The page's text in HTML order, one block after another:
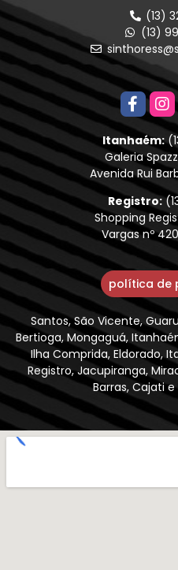
(13)
(13)
Itanhaém:
Galeria
Avenida Rui
Registro:
Shopping
Vargas nº
política de
Santos, São Vicente,
Bertioga, Mongaguá,
Ilha Comprida, Eldorado,
Registro, Jacupiranga,
Barras, Cajati